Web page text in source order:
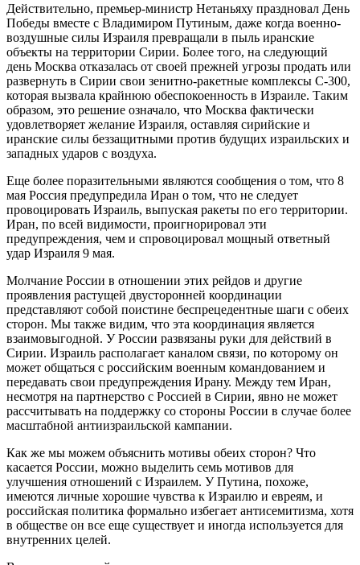
Действительно, премьер-министр Нетаньяху праздновал День
Победы вместе с Владимиром Путиным, даже когда военно-
воздушные силы Израиля превращали в пыль иранские
объекты на территории Сирии. Более того, на следующий
день Москва отказалась от своей прежней угрозы продать или
развернуть в Сирии свои зенитно-ракетные комплексы С-300,
которая вызвала крайнюю обеспокоенность в Израиле. Таким
образом, это решение означало, что Москва фактически
удовлетворяет желание Израиля, оставляя сирийские и
иранские силы беззащитными против будущих израильских и
западных ударов с воздуха.
Еще более поразительными являются сообщения о том, что 8
мая Россия предупредила Иран о том, что не следует
провоцировать Израиль, выпуская ракеты по его территории.
Иран, по всей видимости, проигнорировал эти
предупреждения, чем и спровоцировал мощный ответный
удар Израиля 9 мая.
Молчание России в отношении этих рейдов и другие
проявления растущей двусторонней координации
представляют собой поистине беспрецедентные шаги с обеих
сторон. Мы также видим, что эта координация является
взаимовыгодной. У России развязаны руки для действий в
Сирии. Израиль располагает каналом связи, по которому он
может общаться с российским военным командованием и
передавать свои предупреждения Ирану. Между тем Иран,
несмотря на партнерство с Россией в Сирии, явно не может
рассчитывать на поддержку со стороны России в случае более
масштабной антиизраильской кампании.
Как же мы можем объяснить мотивы обеих сторон? Что
касается России, можно выделить семь мотивов для
улучшения отношений с Израилем. У Путина, похоже,
имеются личные хорошие чувства к Израилю и евреям, и
российская политика формально избегает антисемитизма, хотя
в обществе он все еще существует и иногда используется для
внутренних целей.